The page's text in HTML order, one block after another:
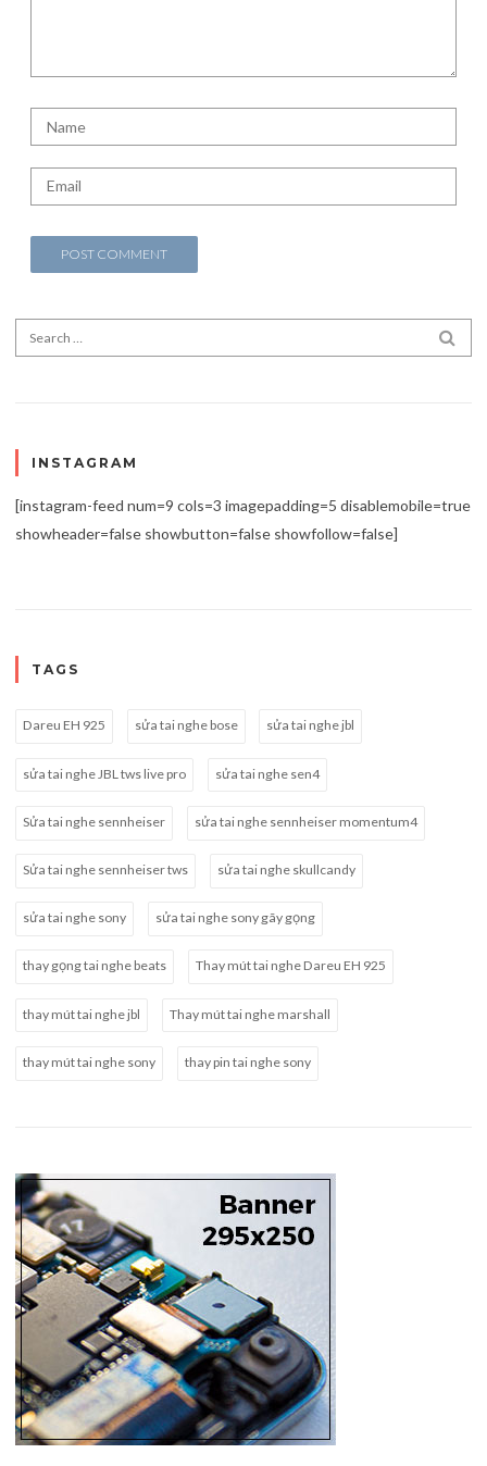
Search for:
INSTAGRAM
[instagram-feed num=9 cols=3 imagepadding=5 disablemobile=true
showheader=false showbutton=false showfollow=false]
TAGS
Dareu EH 925 sửa tai nghe bose sửa tai nghe jbl
sửa tai nghe JBL tws live pro sửa tai nghe sen4
Sửa tai nghe sennheiser sửa tai nghe sennheiser momentum4
Sửa tai nghe sennheiser tws sửa tai nghe skullcandy
sửa tai nghe sony sửa tai nghe sony gãy gọng
thay gọng tai nghe beats Thay mút tai nghe Dareu EH 925
thay mút tai nghe jbl Thay mút tai nghe marshall
thay mút tai nghe sony thay pin tai nghe sony